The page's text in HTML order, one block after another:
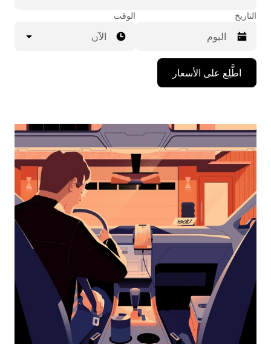
التاريخ
اضغط
على
مفتاح
للأسفل
لاستخدام
التقويم
التاريخ.
اضغط
على
زر
الخروج
لإغلاق
التقويم.
الوقت
الآن
اطَّلِع على الأسعار